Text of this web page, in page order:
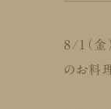
8/1（金
のお料